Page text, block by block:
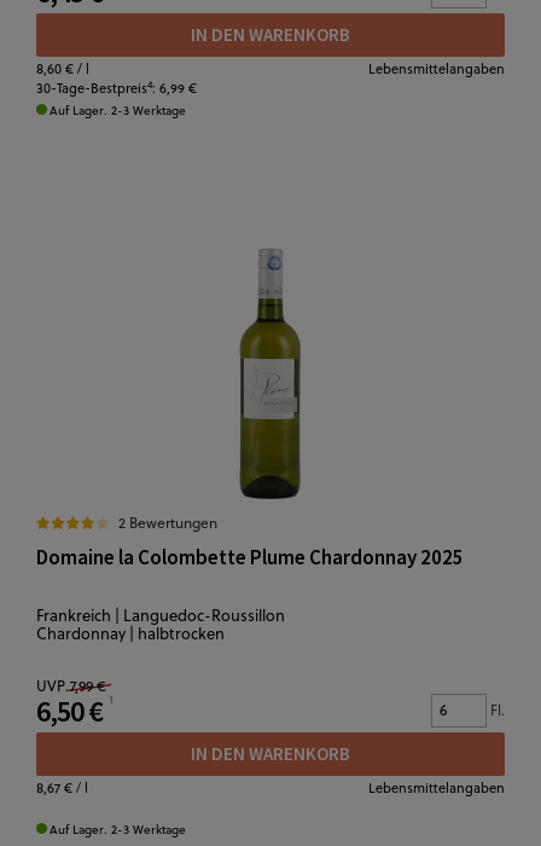
IN DEN WARENKORB
8,60 €/ l
Lebensmittelangaben
30-Tage-Bestpreis4: 6,99 €
Auf Lager. 2-3 Werktage
2 Bewertungen
Domaine la Colombette Plume Chardonnay 2025
Frankreich | Languedoc-Roussillon
Chardonnay | halbtrocken
UVP 7,99 €
6,50 € Fl.
IN DEN WARENKORB
8,67 €/ l Lebensmittelangaben
Auf Lager. 2-3 Werktage